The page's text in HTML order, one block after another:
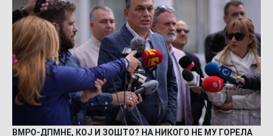
ВМРО-ДПМНЕ, КОЈ И ЗОШТО? НА НИКОГО НЕ МУ ГОРЕЛА